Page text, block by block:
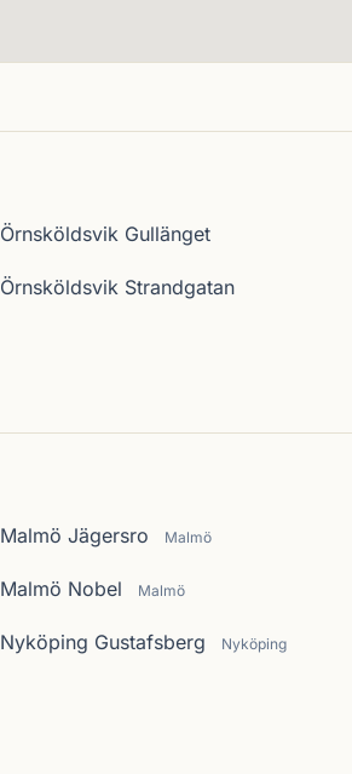
Örnsköldsvik Gullänget
Örnsköldsvik Strandgatan
Malmö Jägersro Malmö
Malmö Nobel Malmö
Nyköping Gustafsberg Nyköping